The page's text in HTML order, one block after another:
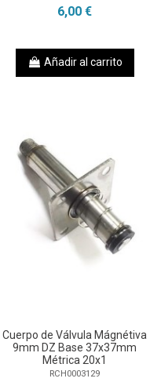
6,00 €
Añadir al carrito
Cuerpo de Válvula Mágnétiva
9mm DZ Base 37x37mm
Métrica 20x1
RCH0003129